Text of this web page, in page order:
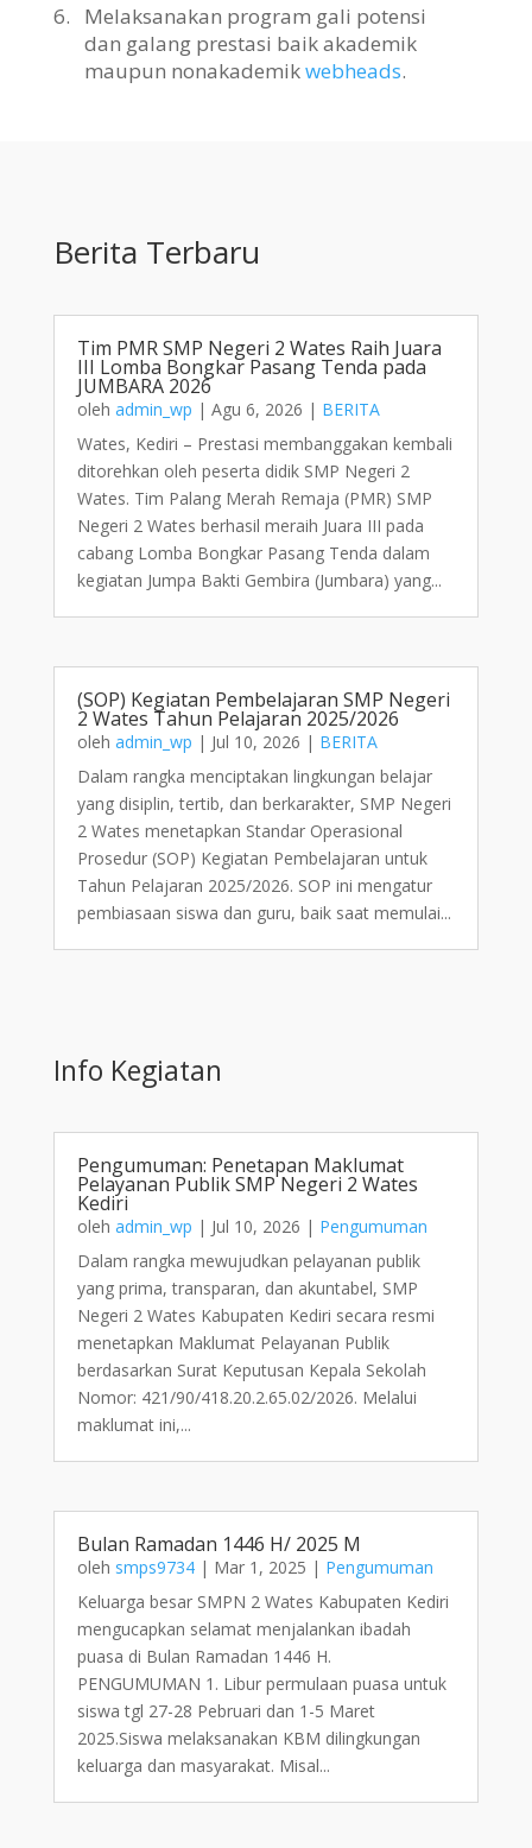
6.
Melaksanakan program gali potensi
dan galang prestasi baik akademik
maupun nonakademikwebheads.
Berita Terbaru
Tim PMR SMP Negeri 2 Wates Raih Juara
III Lomba Bongkar Pasang Tenda pada
JUMBARA 2026
oleh admin_wp | Agu 6, 2026 | BERITA
Wates, Kediri – Prestasi membanggakan kembali
ditorehkan oleh peserta didik SMP Negeri 2
Wates. Tim Palang Merah Remaja (PMR) SMP
Negeri 2 Wates berhasil meraih Juara III pada
cabang Lomba Bongkar Pasang Tenda dalam
kegiatan Jumpa Bakti Gembira (Jumbara) yang...
(SOP) Kegiatan Pembelajaran SMP Negeri
2 Wates Tahun Pelajaran 2025/2026
oleh admin_wp | Jul 10, 2026 | BERITA
Dalam rangka menciptakan lingkungan belajar
yang disiplin, tertib, dan berkarakter, SMP Negeri
2 Wates menetapkan Standar Operasional
Prosedur (SOP) Kegiatan Pembelajaran untuk
Tahun Pelajaran 2025/2026. SOP ini mengatur
pembiasaan siswa dan guru, baik saat memulai...
Info Kegiatan
Pengumuman: Penetapan Maklumat
Pelayanan Publik SMP Negeri 2 Wates
Kediri
oleh admin_wp | Jul 10, 2026 | Pengumuman
Dalam rangka mewujudkan pelayanan publik
yang prima, transparan, dan akuntabel, SMP
Negeri 2 Wates Kabupaten Kediri secara resmi
menetapkan Maklumat Pelayanan Publik
berdasarkan Surat Keputusan Kepala Sekolah
Nomor: 421/90/418.20.2.65.02/2026. Melalui
maklumat ini,...
Bulan Ramadan 1446 H/ 2025 M
oleh smps9734| Mar 1, 2025 | Pengumuman
Keluarga besar SMPN 2 Wates Kabupaten Kediri
mengucapkan selamat menjalankan ibadah
puasa di Bulan Ramadan 1446 H.
PENGUMUMAN 1. Libur permulaan puasa untuk
siswa tgl 27-28 Pebruari dan 1-5 Maret
2025.Siswa melaksanakan KBM dilingkungan
keluarga dan masyarakat. Misal...